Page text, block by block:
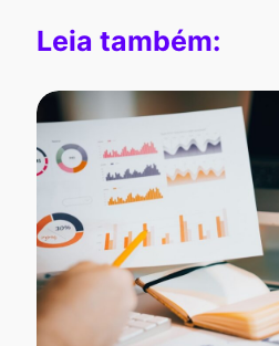
Leia também: